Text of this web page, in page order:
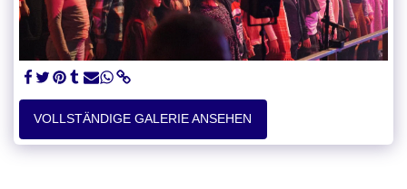
VOLLSTÄNDIGE GALERIE ANSEHEN